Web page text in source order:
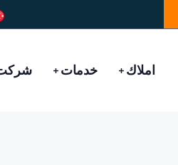
املاك خدمات